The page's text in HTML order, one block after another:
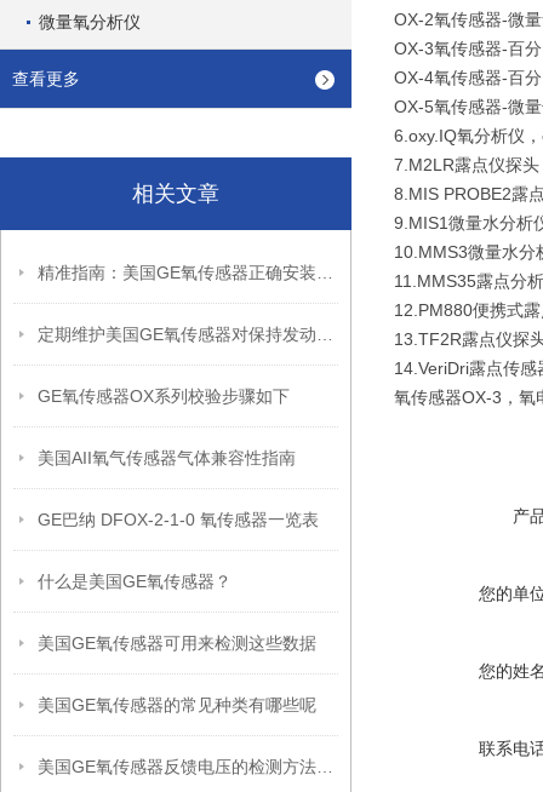
微量氧分析仪
查看更多
相关文章
GE氧传感器OX系列校验步骤如下
美国AII氧气传感器气体兼容性指南
GE巴纳 DFOX-2-1-0 氧传感器一览表
什么是美国GE氧传感器？
美国GE氧传感器可用来检测这些数据
美国GE氧传感器的常见种类有哪些呢
OX-2氧传感器-微
OX-3氧传感器-百
OX-4氧传感器-百
OX-5氧传感器-微
6.oxy.IQ氧分析仪
7.M2LR露点仪探头
8.MIS PROBE2露
9.MIS1微量水分析
10.MMS3微量水分
11.MMS35露点分
12.PM880便携式
13.TF2R露点仪探
14.VeriDri露点传感
氧传感器OX-3
产
您的单
您的姓
联系电